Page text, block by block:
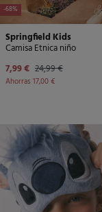
-68%
Springfield Kids
Camisa Etnica niño
7,99 € 24,99 €
Ahorras 17,00 €